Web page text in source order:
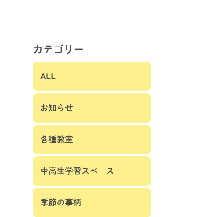
カテゴリー
ALL
お知らせ
各種教室
中高生学習スペース
季節の事柄